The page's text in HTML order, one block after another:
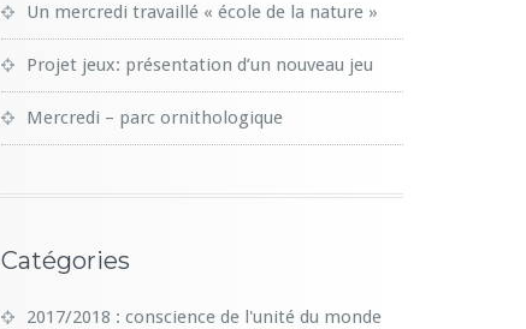
Un mercredi travaillé « école de la nature »
Projet jeux: présentation d’un nouveau jeu
Mercredi – parc ornithologique
Catégories
2017/2018 : conscience de l'unité du monde